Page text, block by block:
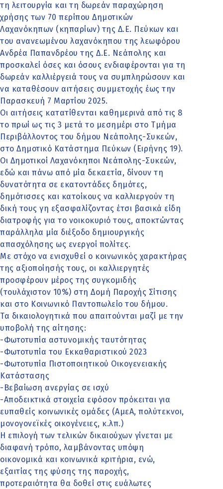
τη λειτουργία και τη δωρεάν παραχώρηση
χρήσης των 70 περίπου Δημοτικών
Λαχανόκηπων (κηπαρίων) της Δ.Ε. Πεύκων και
του ανανεωμένου λαχανόκηπου της λεωφόρου
Ανδρέα Παπανδρέου της Δ.Ε. Νεάπολης και
προσκαλεί όσες και όσους ενδιαφέρονται για τη
δωρεάν καλλιέργειά τους να συμπληρώσουν και
να καταθέσουν αιτήσεις συμμετοχής έως την
Παρασκευή 7 Μαρτίου 2025.
Οι αιτήσεις κατατίθενται καθημερινά από τις 8
το πρωί ως τις 3 μετά το μεσημέρι στο Τμήμα
Περιβάλλοντος του δήμου Νεάπολης-Συκεών,
στο Δημοτικό Κατάστημα Πεύκων (Ειρήνης 19).
Οι Δημοτικοί Λαχανόκηποι Νεάπολης-Συκεών,
εδώ και πάνω από μία δεκαετία, δίνουν τη
δυνατότητα σε εκατοντάδες δημότες,
δημότισσες και κατοίκους να καλλιεργούν τη
δική τους γη εξασφαλίζοντας έτσι βασικά είδη
διατροφής για το νοικοκυριό τους, αποκτώντας
παράλληλα μία διέξοδο δημιουργικής
απασχόλησης ως ενεργοί πολίτες.
Με στόχο να ενισχυθεί ο κοινωνικός χαρακτήρας
της αξιοποίησής τους, οι καλλιεργητές
προσφέρουν μέρος της συγκομιδής
(τουλάχιστον 10%) στη Δομή Παροχής Σίτισης
και στο Κοινωνικό Παντοπωλείο του δήμου.
Τα δικαιολογητικά που απαιτούνται μαζί με την
υποβολή της αίτησης:
-Φωτοτυπία αστυνομικής ταυτότητας
-Φωτοτυπία του Εκκαθαριστικού 2023
-Φωτοτυπία Πιστοποιητικού Οικογενειακής
Κατάστασης
-Βεβαίωση ανεργίας σε ισχύ
-Αποδεικτικά στοιχεία εφόσον πρόκειται για
ευπαθείς κοινωνικές ομάδες (ΑμεΑ, πολύτεκνοι,
μονογονεϊκές οικογένειες, κ.λπ.)
Η επιλογή των τελικών δικαιούχων γίνεται με
διαφανή τρόπο, λαμβάνοντας υπόψη
οικονομικά και κοινωνικά κριτήρια, ενώ,
εξαιτίας της φύσης της παροχής,
προτεραιότητα θα δοθεί στις ευάλωτες